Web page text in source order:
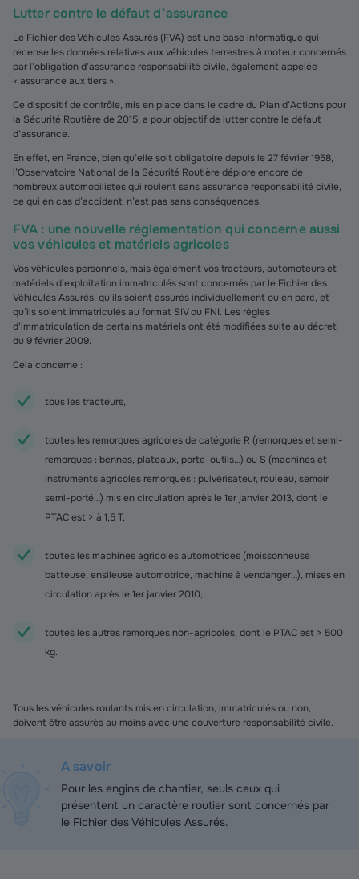
Lutter contre le défaut d’assurance
Le Fichier des Véhicules Assurés (FVA) est une base informatique qui
recense les données relatives aux véhicules terrestres à moteur concernés
par l’obligation d’assurance responsabilité civile, également appelée
« assurance aux tiers ».
Ce dispositif de contrôle, mis en place dans le cadre du Plan d’Actions pour
la Sécurité Routière de 2015, a pour objectif de lutter contre le défaut
d’assurance.
En effet, en France, bien qu’elle soit obligatoire depuis le 27 février 1958,
l’Observatoire National de la Sécurité Routière déplore encore de
nombreux automobilistes qui roulent sans assurance responsabilité civile,
ce qui en cas d’accident, n’est pas sans conséquences.
FVA : une nouvelle réglementation qui concerne aussi
vos véhicules et matériels agricoles
Vos véhicules personnels, mais également vos tracteurs, automoteurs et
matériels d’exploitation immatriculés sont concernés par le Fichier des
Véhicules Assurés, qu’ils soient assurés individuellement ou en parc, et
qu’ils soient immatriculés au format SIV ou FNI. Les règles
d'immatriculation de certains matériels ont été modifiées suite au décret
du 9 février 2009.
Cela concerne :
tous les tracteurs,
toutes les remorques agricoles de catégorie R (remorques et semi-
remorques : bennes, plateaux, porte-outils…) ou S (machines et
instruments agricoles remorqués : pulvérisateur, rouleau, semoir
semi-porté…) mis en circulation après le 1er janvier 2013, dont le
PTAC est > à 1,5 T,
toutes les machines agricoles automotrices (moissonneuse
batteuse, ensileuse automotrice, machine à vendanger…), mises en
circulation après le 1er janvier 2010,
toutes les autres remorques non-agricoles, dont le PTAC est > 500
kg.
Tous les véhicules roulants mis en circulation, immatriculés ou non,
doivent être assurés au moins avec une couverture responsabilité civile.
A savoir
Pour les engins de chantier, seuls ceux qui
présentent un caractère routier sont concernés par
le Fichier des Véhicules Assurés.